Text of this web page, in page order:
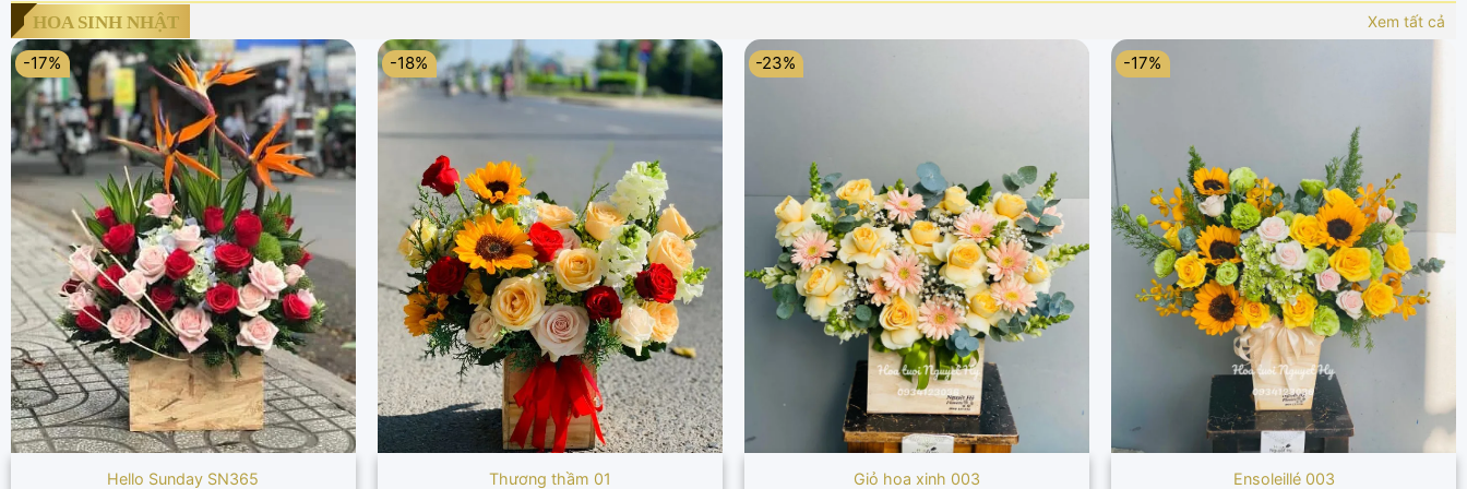
HOA SINH NHẬT Xem tất cả
-17%
Hello Sunday SN365
-18%
Thương thầm 01
-23%
Giỏ hoa xinh 003
-17%
Ensoleillé 003